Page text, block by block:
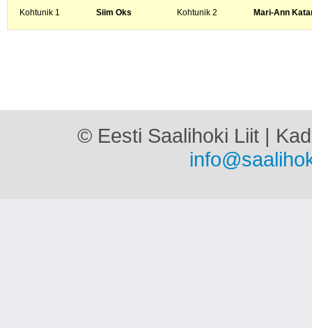
Kohtunik 1
Siim Oks Kohtunik 2 Mari-Ann
© Eesti Saalihoki Liit |